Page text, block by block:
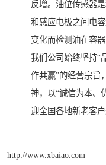
反增。油位传感器
和感应电极之间电
变化而检测油在容
我们公司始终坚持“
作共赢”的经营宗旨
神，以“诚信为本、
迎全国各地新老客
http://www.xbaiao.com